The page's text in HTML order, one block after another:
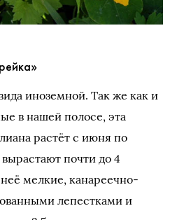
иноземной. Так же как и
в нашей полосе, эта
растёт с июня по
почти до 4
мелкие, канареечно-
лепестками и